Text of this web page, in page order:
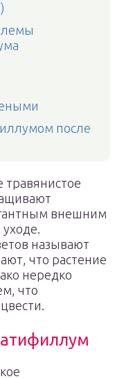
после
внешним
называют
что растение
нередко
что